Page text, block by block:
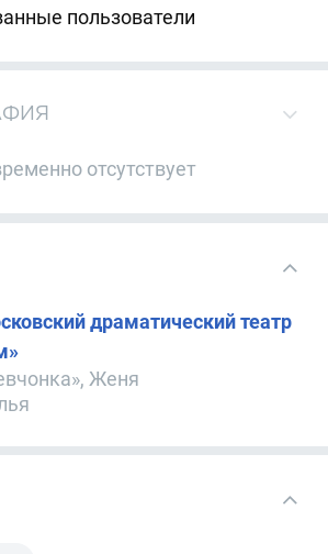
пользователи
отсутствует
драматический театр
Женя